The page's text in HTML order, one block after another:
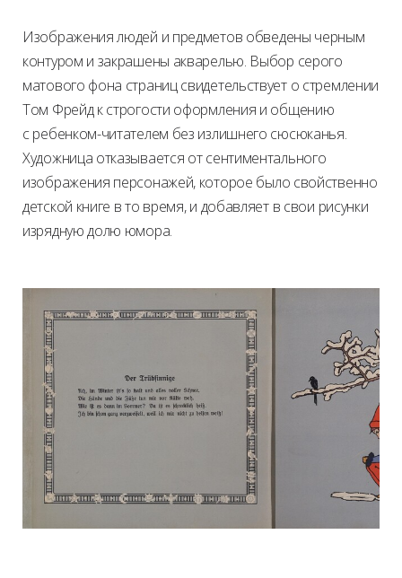
Изображения людей и предметов обведены черным
контуром и закрашены акварелью. Выбор серого
матового фона страниц свидетельствует о стремлении
Том Фрейд к строгости оформления и общению
с ребенком-читателем без излишнего сюсюканья.
Художница отказывается от сентиментального
изображения персонажей, которое было свойственно
детской книге в то время, и добавляет в свои рисунки
изрядную долю юмора.